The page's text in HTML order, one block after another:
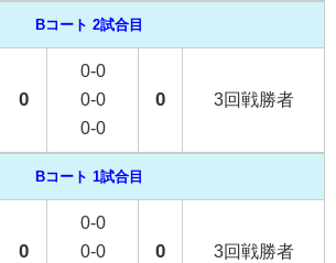
Bコート 2試合目
0
0-0
0-0
0-0
0 3回戦勝者
Bコート 1試合目
0
0-0
0-0
0 3回戦勝者